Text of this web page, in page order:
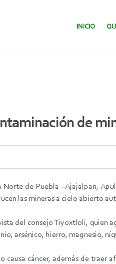
SALTAR AL
INICIO
de
Norte de Puebla –Ajajalpan,
las mineras a cielo abierto
del consejo Tiyoxtloli,
arsénico, hierro, magnesio,
causa cáncer, además de